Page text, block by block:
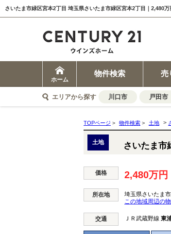
さいたま市緑区宮本2丁目 埼玉県さいたま市緑区宮本2丁目｜2,480
ホーム
物件検索 売
エリアから探す 川口市 戸田市
TOPページ > 物件検索 > 土地 >
土地 さいたま市
価格 2,480万円
所在地
埼玉県さいたま
この地域周辺の
交通 ＪＲ武蔵野線 東